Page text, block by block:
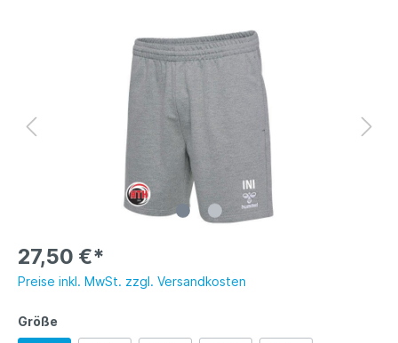
27,50 €*
Preise inkl. MwSt. zzgl. Versandkosten
Größe